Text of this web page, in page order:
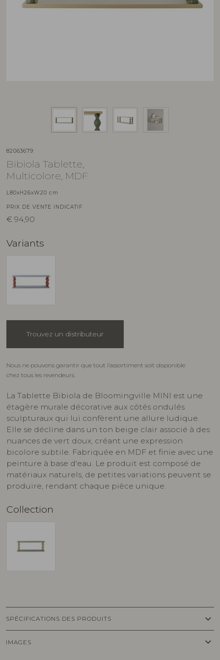
82063679
Bibiola Tablette,
Multicolore, MDF
L80xH26xW20 cm
PRIX DE VENTE INDICATIF
€ 94,90
Variants
Trouvez un distributeur
Nous ne pouvons garantir que tout l’assortiment soit disponible
chez tous les revendeurs.
La Tablette Bibiola de Bloomingville MINI est une
étagère murale décorative aux côtés ondulés
sculpturaux qui lui confèrent une allure ludique.
Elle se décline dans un ton beige clair associé à des
nuances de vert doux, créant une expression
bicolore subtile. Fabriquée en MDF et finie avec une
peinture à base d'eau. Le produit est composé de
matériaux naturels, de petites variations peuvent se
produire, rendant chaque pièce unique.
Collection
SPÉCIFICATIONS DES PRODUITS keyboard_arrow_down
IMAGES keyboard_arrow_down